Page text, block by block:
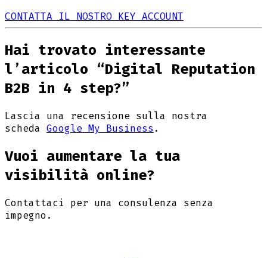
CONTATTA IL NOSTRO KEY ACCOUNT
Hai trovato interessante
l’articolo “Digital Reputation
B2B in 4 step?”
Lascia una recensione sulla nostra
scheda Google My Business .
Vuoi aumentare la tua
visibilità online?
Contattaci per una consulenza senza
impegno.